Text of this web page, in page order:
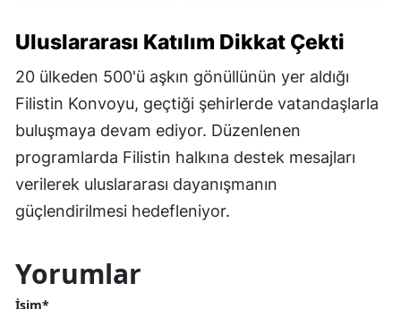
Uluslararası Katılım Dikkat Çekti
20 ülkeden 500'ü aşkın gönüllünün yer aldığı
Filistin Konvoyu, geçtiği şehirlerde vatandaşlarla
buluşmaya devam ediyor. Düzenlenen
programlarda Filistin halkına destek mesajları
verilerek uluslararası dayanışmanın
güçlendirilmesi hedefleniyor.
Yorumlar
İsim*